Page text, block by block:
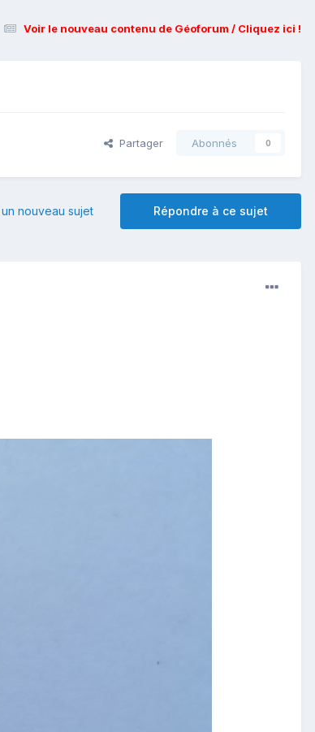
Voir le nouveau contenu de Géoforum / Cliquez ici !
Partager Abonnés 0
Répondre à ce sujet
nouveau sujet